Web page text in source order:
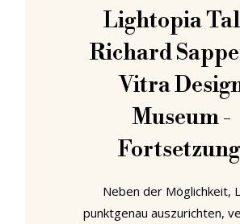
informativen Ausstellung
jeweiligen Künstlers
einer Ausstellung, die
wirklich unabhängig oder
aber immer
Lightopia
Richard
Vitra
Museum -
Neben der Möglichkeit,
punktgenau auszurichten,